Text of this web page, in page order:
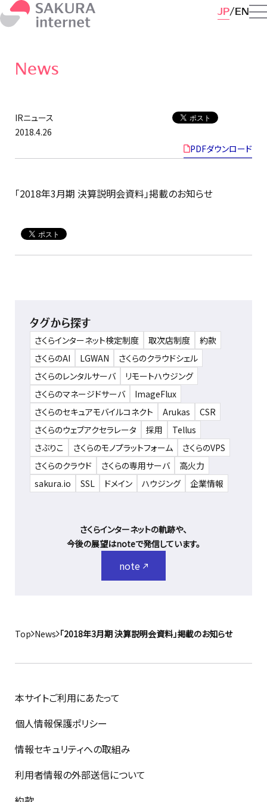
JP EN
News
IRニュース
2018.4.26
PDFダウンロード
「2018年3月期 決算説明会資料」掲載のお知らせ
タグから探す
さくらインターネット検定制度 取次店制度
約款
さくらのAI
LGWAN
さくらのクラウドシェル
さくらのレンタルサーバ
リモートハウジング
さくらのマネージドサーバ
ImageFlux
さくらのセキュアモバイルコネクト
Arukas
CSR
さくらのウェブアクセラレータ
採用
Tellus
さぶりこ
さくらのモノプラットフォーム
さくらのVPS
さくらのクラウド
さくらの専用サーバ
高火力
sakura.io
SSL ドメイン ハウジング 企業情報
さくらインターネットの軌跡や、
今後の展望はnoteで発信しています。
note
Top News 「2018年3月期 決算説明会資料」掲載のお知らせ
本サイトご利用にあたって
個人情報保護ポリシー
情報セキュリティへの取組み
利用者情報の外部送信について